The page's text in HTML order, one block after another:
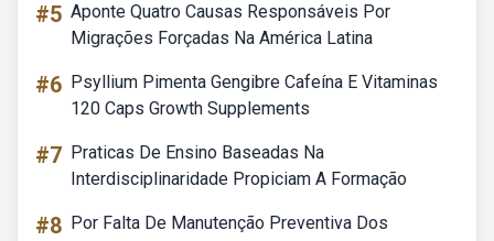
#5 Aponte Quatro Causas Responsáveis Por
Migrações Forçadas Na América Latina
#6 Psyllium Pimenta Gengibre Cafeína E Vitaminas
120 Caps Growth Supplements
#7 Praticas De Ensino Baseadas Na
Interdisciplinaridade Propiciam A Formação
#8 Por Falta De Manutenção Preventiva Dos